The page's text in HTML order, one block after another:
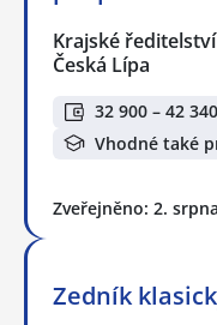
Krajské
Česká Lípa
32 900 – 42
Vhodné také
Zveřejněno: 2. srpna
Zedník